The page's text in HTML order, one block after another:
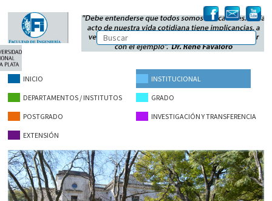
INICIO INSTITUCIONAL
DEPARTAMENTOS / INSTITUTOS GRADO
POSTGRADO INVESTIGACIÓN Y TRANSFERENCIA
EXTENSIÓN